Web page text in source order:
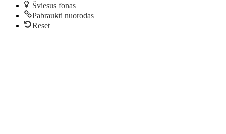
Šviesus fonas
Pabraukti nuorodas
Reset